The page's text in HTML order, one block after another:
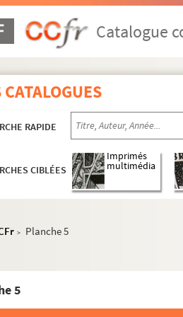
Catalogue
CATALOGUES
RAPIDE
CIBLÉES
Imprimés
multimédia
> Planche 5
5